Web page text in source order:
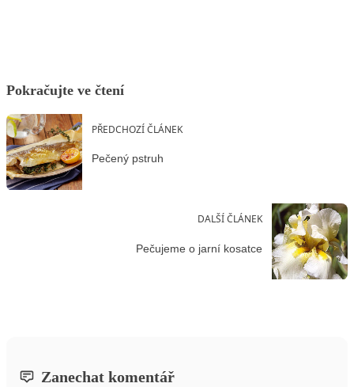
Pokračujte ve čtení
PŘEDCHOZÍ ČLÁNEK
Pečený pstruh
DALŠÍ ČLÁNEK
Pečujeme o jarní kosatce
Zanechat komentář